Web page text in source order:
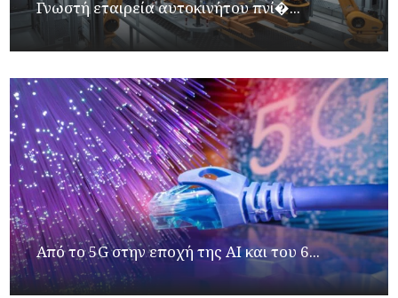
Γνωστή εταιρεία αυτοκινήτου πνί�...
Από το 5G στην εποχή της AI και του 6...